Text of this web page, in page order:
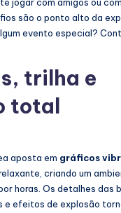
jogar com amigos ou
são o ponto alto da
evento especial?
trilha e
total
aposta em gráficos
criando um
horas. Os detalhes das
e efeitos de explosão